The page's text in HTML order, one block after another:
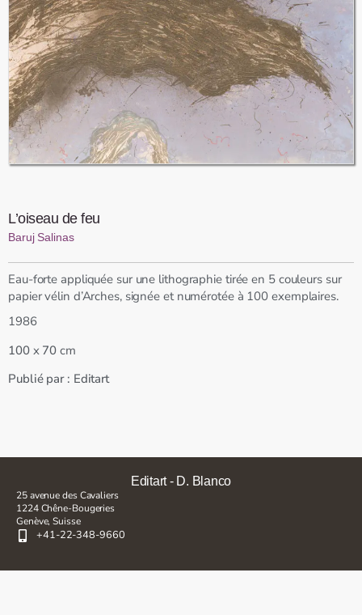
L’oiseau de feu
Baruj Salinas
Eau-forte appliquée sur une lithographie tirée en 5 couleurs sur
papier vélin d’Arches, signée et numérotée à 100 exemplaires.
1986
100x 70 cm
Publié par : Editart
Editart - D. Blanco
25 avenue des Cavaliers
1224 Chêne-Bougeries
Genève, Suisse
+41-22-348-9660